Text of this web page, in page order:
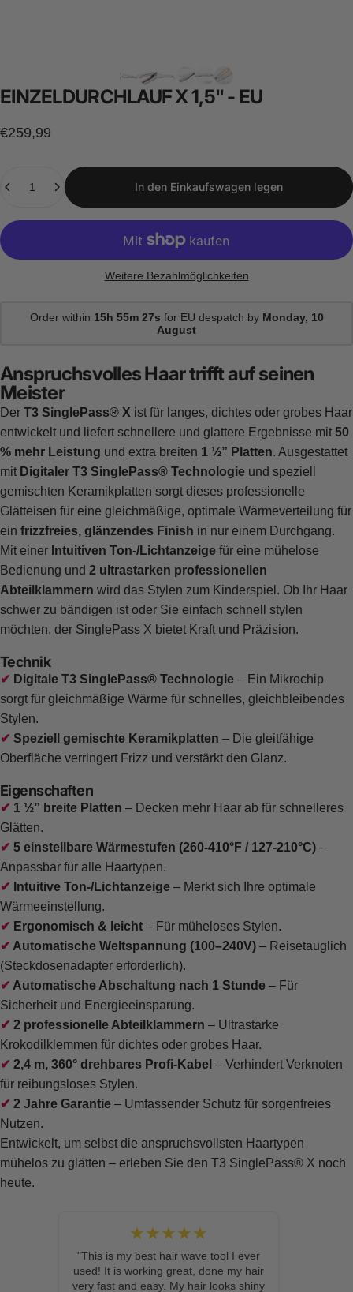
EINZELDURCHLAUFX1,5" - EU
€259,99
In den Einkaufswagen legen
Weitere Bezahlmöglichkeiten
Order within 15h 55m 27s for EU despatch by Monday, 10
August
Anspruchsvolles Haar trifft auf seinen
Meister
Der T3 SinglePass® X ist für langes, dichtes oder grobes Haar
entwickelt und liefert schnellere und glattere Ergebnisse mit 50
% mehr Leistung und extra breiten 1 ½” Platten. Ausgestattet
mit Digitaler T3 SinglePass® Technologie und speziell
gemischten Keramikplatten sorgt dieses professionelle
Glätteisen für eine gleichmäßige, optimale Wärmeverteilung für
ein frizzfreies, glänzendes Finish in nur einem Durchgang.
Mit einer Intuitiven Ton-/Lichtanzeige für eine mühelose
Bedienung und 2 ultrastarken professionellen
Abteilklammern wird das Stylen zum Kinderspiel. Ob Ihr Haar
schwer zu bändigen ist oder Sie einfach schnell stylen
möchten, der SinglePass X bietet Kraft und Präzision.
Technik
Digitale T3 SinglePass® Technologie – Ein Mikrochip
sorgt für gleichmäßige Wärme für schnelles, gleichbleibendes
Stylen.
Speziell gemischte Keramikplatten – Die gleitfähige
Oberfläche verringert Frizz und verstärkt den Glanz.
Eigenschaften
1 ½” breite Platten – Decken mehr Haar ab für schnelleres
Glätten.
5 einstellbare Wärmestufen (260-410°F / 127-210°C) –
Anpassbar für alle Haartypen.
Intuitive Ton-/Lichtanzeige – Merkt sich Ihre optimale
Wärmeeinstellung.
Ergonomisch & leicht – Für müheloses Stylen.
Automatische Weltspannung (100–240V) – Reisetauglich
(Steckdosenadapter erforderlich).
Automatische Abschaltung nach 1 Stunde – Für
Sicherheit und Energieeinsparung.
2 professionelle Abteilklammern – Ultrastarke
Krokodilklemmen für dichtes oder grobes Haar.
2,4 m, 360° drehbares Profi-Kabel – Verhindert Verknoten
für reibungsloses Stylen.
2 Jahre Garantie – Umfassender Schutz für sorgenfreies
Nutzen.
Entwickelt, um selbst die anspruchsvollsten Haartypen
mühelos zu glätten – erleben Sie den T3 SinglePass® X noch
heute.
★★★★★
"This is my best hair wave tool I ever
used! It is working great, done my hair
very fast and easy. My hair looks shiny